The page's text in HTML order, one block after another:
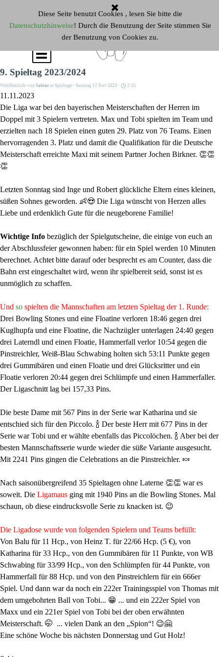
Diese Seite benutzt Cookies , lesen Sie bitte die
Datenschutzhinweise! Durch die Benutzung der Seite stimmen Sie
der Benutzung von Cookies zu.
9. Spieltag 2023/2024
Veröffentlicht von Sabine in Spieltage · Sonntag 12 Nov 2023 · 2:15
11.11.2023
Die Liga war bei den bayerischen Meisterschaften der Herren im
Doppel mit 3 Spielern vertreten. Max und Tobi spielten im Team und
erzielten nach 18 Spielen einen guten 29. Platz von 76 Teams. Einen
hervorragenden 3. Platz und damit die Qualifikation für die Deutsche
Meisterschaft erreichte Maxi mit seinem Partner Jochen Birkner. 👏👏
👏
Letzten Sonntag sind Inge und Robert glückliche Eltern eines kleinen,
süßen Sohnes geworden. 👶😍 Die Liga wünscht von Herzen alles
Liebe und erdenklich Gute für die neugeborene Familie!
Wichtige Info bezüglich der Spielgutscheine, die einige von euch an
der Abschlussfeier gewonnen haben: für ein Spiel werden 10 Minuten
berechnet. Achtet bitte darauf oder besprecht es am Counter, dass die
Bahn erst eingeschaltet wird, wenn ihr spielbereit seid, sonst ist es
unmöglich zu schaffen.
Und so spielten die Mannschaften am letzten Spieltag der 1. Runde:
Drei Bowling Stones und eine Floatine verloren 18:46 gegen drei
Kuglhupfa und eine Floatine, die Nachzügler unterlagen 24:40 gegen
drei Laterndl und einen Floatie, Hammerfall verlor 10:54 gegen die
Pinstreichler, Weiß-Blau Schwabing holten sich 53:11 Punkte gegen
drei Gummibären und einen Floatie und drei Glücksritter und ein
Floatie verloren 20:44 gegen drei Schlümpfe und einen Hammerfaller.
Der Ligaschnitt lag bei 157,33 Pins.
Die beste Dame mit 567 Pins in der Serie war Katharina und sie
entschied sich für den Piccolo. 🍾 Der beste Herr mit 677 Pins in der
Serie war Tobi und er wählte ebenfalls das Piccolöchen. 🍾 Aber bei der
besten Mannschaftsserie wurde wieder die süße Variante ausgesucht.
Mit 2241 Pins gingen die Celebrations an die Pinstreichler. 🍬
Nach saisonübergreifend 35 Spieltagen ohne Laterne 👏👏 war es
soweit. Die Ligamaus ging mit 1940 Pins an die Bowling Stones. Mal
schaun, ob diese eindrucksvolle Serie zu knacken ist. 😉
Die Ligadose wurde von folgenden Spielern und Teams befüllt:
Von Balu für 11 Hcp., von Heinz T. für 22/66 Hcp. (5 €), von
Katharina für 33 Hcp., von den Gummibären für 11 Punkte, von WB
Schwabing für 33/99 Hcp., von den Schlümpfen für 44 Punkte, von
Hammerfall für 88 Hcp. und von den Pinstreichlern für ein 666er
Spiel. Und dann war da noch ein 222er Trainingsspiel von Thomas mit
dem umgebohrten Ball von Tobi... 😁 ... und ein 222er Spiel von
Maxx und ein 221er Spiel von Tobi bei der oben erwähnten
Meisterschaft. 🤭 ... vielen Dank an den „Spion“! 😉🤗
Eine schöne Woche bis nächsten Donnerstag und Gut Holz!